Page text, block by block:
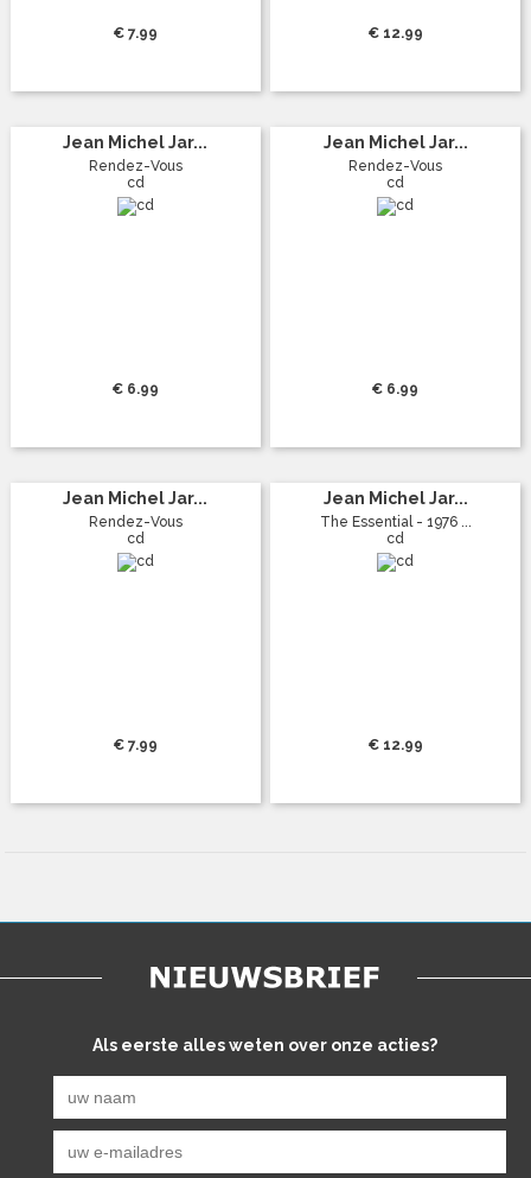
€ 7.99 € 12.99
Jean Michel Jar...
Rendez-Vous
cd
€ 6.99
Jean Michel Jar...
Rendez-Vous
cd
€ 6.99
Jean Michel Jar...
Rendez-Vous
cd
€ 7.99
Jean Michel Jar...
The Essential - 1976 ...
cd
€ 12.99
Als eerste alles weten over onze acties?